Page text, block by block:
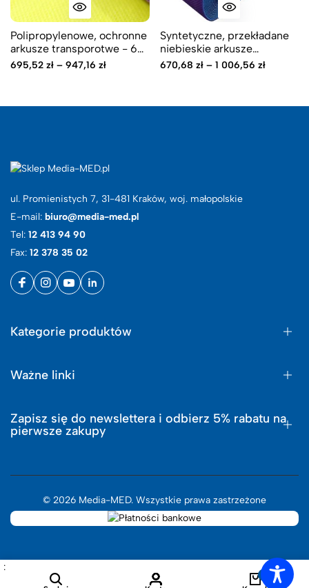
Polipropylenowe, ochronne
arkusze transporotwe - 60
g/m2 - VH2O2, PLASMA,
695,52 zł – 947,16 zł
Syntetyczne, przekładane
niebieskie arkusze
opakowaniowe
670,68 zł– 1 006,56 zł
ul. Promienistych 7, 31-481 Kraków, woj. małopolskie
E-mail: biuro@media-med.pl
Tel: 12 413 94 90
Fax: 12 378 35 02
Kategorie produktów
Ważne linki
Zapisz się do newslettera i odbierz 5% rabatu na
pierwsze zakupy
© 2026 Media-MED. Wszystkie prawa zastrzeżone
: